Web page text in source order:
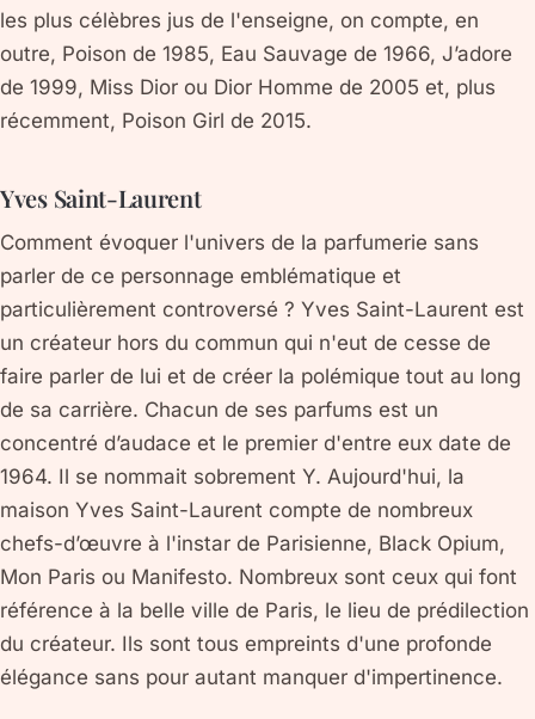
les plus célèbres jus de l'enseigne, on compte, en
outre, Poison de 1985, Eau Sauvage de 1966, J’adore
de 1999, Miss Dior ou Dior Homme de 2005 et, plus
récemment, Poison Girl de 2015.
Yves Saint-Laurent
Comment évoquer l'univers de la parfumerie sans
parler de ce personnage emblématique et
particulièrement controversé ? Yves Saint-Laurent est
un créateur hors du commun qui n'eut de cesse de
faire parler de lui et de créer la polémique tout au long
de sa carrière. Chacun de ses parfums est un
concentré d’audace et le premier d'entre eux date de
1964. Il se nommait sobrement Y. Aujourd'hui, la
maison Yves Saint-Laurent compte de nombreux
chefs-d’œuvre à l'instar de Parisienne, Black Opium,
Mon Paris ou Manifesto. Nombreux sont ceux qui font
référence à la belle ville de Paris, le lieu de prédilection
du créateur. Ils sont tous empreints d'une profonde
élégance sans pour autant manquer d'impertinence.